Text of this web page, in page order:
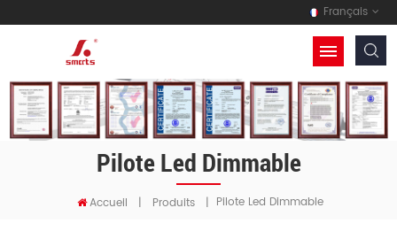
Français
Pilote Led Dimmable
Accueil | Produits | Pilote Led Dimmable